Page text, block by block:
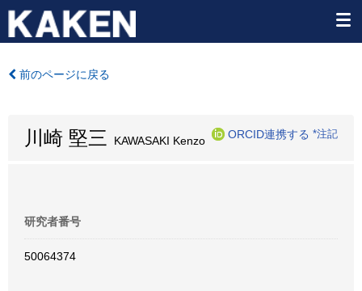
前のページに戻る
川崎 堅三 KAWASAKI Kenzo
ORCID連携する *注記
研究者番号
50064374